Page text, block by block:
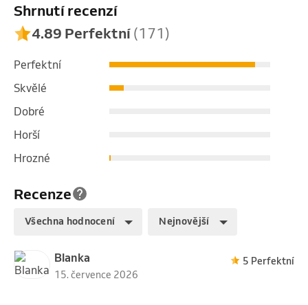
Recenze
Všechna hodnocení Nejnovější
Blanka
15. července 2026
5 Perfektní
Shrnutí recenzí
4.89 Perfektní(171)
Perfektní
Skvělé
Dobré
Horší
Hrozné